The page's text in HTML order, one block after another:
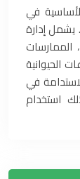
في
يشمل إدارة
الممارسات
الحيوانية
في
استخدام